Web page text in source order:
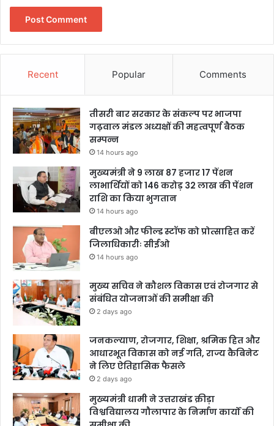
Recent Popular Comments
तीसरी बार सरकार के संकल्प पर भाजपा
गढ़वाल मंडल अध्यक्षों की महत्वपूर्ण बैठक
सम्पन्न
14 hours ago
मुख्यमंत्री ने 9 लाख 87 हजार 17 पेंशन
लाभार्थियों को 146 करोड़ 32 लाख की पेंशन
राशि का किया भुगतान
14 hours ago
बीएलओ और फील्ड स्टॉफ को प्रोत्साहित करें
जिलाधिकारीः सीईओ
14 hours ago
मुख्य सचिव ने कौशल विकास एवं रोजगार से
संबंधित योजनाओं की समीक्षा की
2 days ago
जनकल्याण, रोजगार, शिक्षा, श्रमिक हित और
आधारभूत विकास को नई गति, राज्य कैबिनेट
ने लिए ऐतिहासिक फैसले
2 days ago
मुख्यमंत्री धामी ने उत्तराखंड क्रीड़ा
विश्वविद्यालय गौलापार के निर्माण कार्यों की